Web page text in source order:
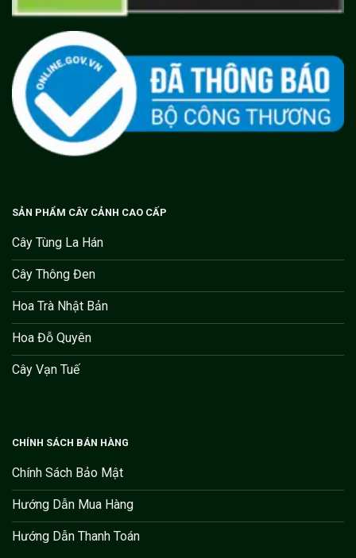
SẢN PHẨM CÂY CẢNH CAO CẤP
Cây Tùng La Hán
Cây Thông Đen
Hoa Trà Nhật Bản
Hoa Đỗ Quyên
Cây Vạn Tuế
CHÍNH SÁCH BÁN HÀNG
Chính Sách Bảo Mật
Hướng Dẫn Mua Hàng
Hướng Dẫn Thanh Toán